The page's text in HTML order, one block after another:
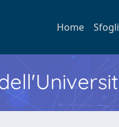
Home